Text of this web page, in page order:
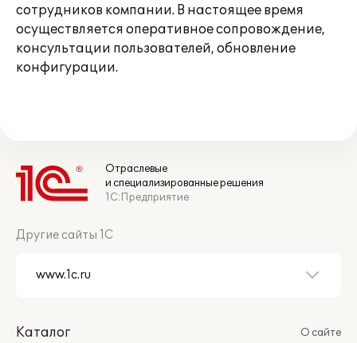
сотрудников компании. В настоящее время
осуществляется оперативное сопровождение,
консультации пользователей, обновление
конфигурации.
Отраслевые
и специализированные решения
1С:Предприятие
Другие сайты 1С
Каталог
О сайте